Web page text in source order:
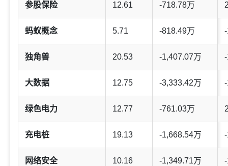
参股保险 12.61 -718.78万
蚂蚁概念 5.71 -818.49万
独角兽 20.53 -1,407.07万
大数据 12.75 -3,333.42万
绿色电力 12.77 -761.03万
充电桩 19.13 -1,668.54万
网络安全 10.16 -1,349.71万